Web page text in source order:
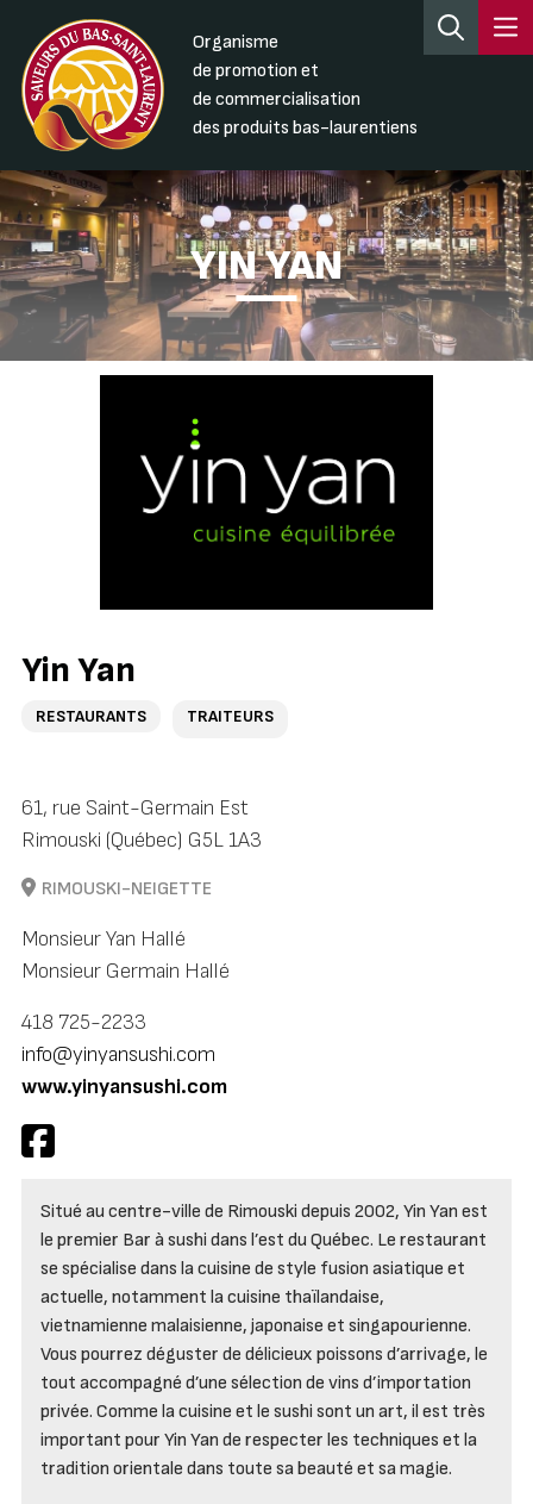
Organisme
de promotion et
de commercialisation
des produits bas-laurentiens
YIN YAN
Yin Yan
RESTAURANTS TRAITEURS
61, rue Saint-Germain Est
Rimouski (Québec) G5L 1A3
RIMOUSKI-NEIGETTE
Monsieur Yan Hallé
Monsieur Germain Hallé
418 725-2233
info@yinyansushi.com
www.yinyansushi.com
Situé au centre-ville de Rimouski depuis 2002, Yin Yan est
le premier Bar à sushi dans l’est du Québec. Le restaurant
se spécialise dans la cuisine de style fusion asiatique et
actuelle, notamment la cuisine thaïlandaise,
vietnamienne malaisienne, japonaise et singapourienne.
Vous pourrez déguster de délicieux poissons d’arrivage, le
tout accompagné d’une sélection de vins d’importation
privée. Comme la cuisine et le sushi sont un art, il est très
important pour Yin Yan de respecter les techniques et la
tradition orientale dans toute sa beauté et sa magie.